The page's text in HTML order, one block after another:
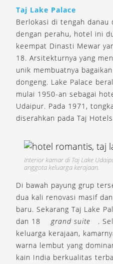
Taj Lake Palace
Berlokasi di tengah danau
dengan perahu, hotel ini
keempat Dinasti Mewar
18. Arsitekturnya yang
unik membuatnya
dongeng. Lake Palace
mulai 1950-an sebagai
Udaipur. Pada 1971,
diserahkan pada Taj
Interior kamar di Taj Lake
anggota keluarga kerajaan.
Di bawah payung grup
dua kali renovasi masif
baru. Sekarang Taj Lake
dan 18
grand suite
.
keluarga kerajaan,
warna lembut yang
kain India berkualitas